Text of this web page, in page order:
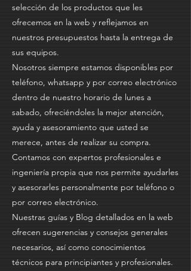
selección de los productos que les
ofrecemos en la web y reflejamos en
nuestros presupuestos hasta la entrega de
sus equipos.
Nosotros siempre estamos disponibles por
teléfono, whatsapp y por correo electrónico
dentro de nuestro horario de lunes a
sabado, ofreciéndoles la mejor atención,
ayuda y asesoramiento que usted se
merece, antes de realizar su compra.
Contamos con expertos profesionales e
ingeniería propia que nos permite ayudarles
y asesorarles personalmente por teléfono o
por correo electrónico.
Nuestras guías y Blog detallados en la web
ofrecen sugerencias y consejos generales
necesarios, así como conocimientos
técnicos para principiantes y profesionales.